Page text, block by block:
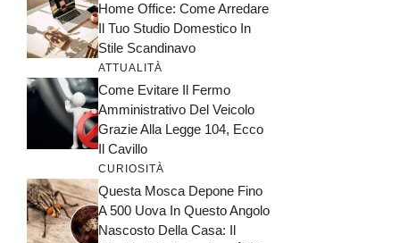
Home Office: Come Arredare
Il Tuo Studio Domestico In
Stile Scandinavo
ATTUALITÀ
Come Evitare Il Fermo
Amministrativo Del Veicolo
Grazie Alla Legge 104, Ecco
Il Cavillo
CURIOSITÀ
Questa Mosca Depone Fino
A 500 Uova In Questo Angolo
Nascosto Della Casa: Il